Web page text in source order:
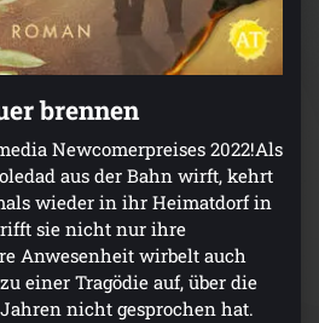
brennen
Newcomerpreises 2022!Als
aus der Bahn wirft, kehrt
wieder in ihr Heimatdorf in
sie nicht nur ihre
Anwesenheit wirbelt auch
einer Tragödie auf, über die
nicht gesprochen hat.